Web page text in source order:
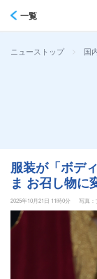
一覧
ニューストップ > 国
服装が「ボデ
ま お召し物に
2025年10月21日 11時0分 写真：